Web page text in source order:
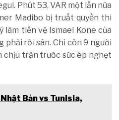
Phút 53, VAR một lần nữa
Madibo bị truất quyền thi
làm tiền vệ Ismael Kone của
phải rời sân. Chỉ còn 9 người
chịu trận trước sức ép nghẹt
Bản vs Tunisia,